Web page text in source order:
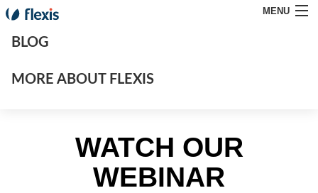
MENU
BLOG
MORE ABOUT FLEXIS
WATCH OUR
WEBINAR